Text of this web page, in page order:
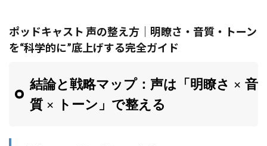
ポッドキャスト 声の整え方｜明瞭さ・音質・トーン
を“科学的に”底上げする完全ガイド
結論と戦略マップ：声は「明瞭さ × 音
質 × トーン」で整える